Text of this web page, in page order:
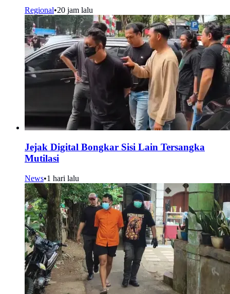
Regional•20 jam lalu
Jejak Digital Bongkar Sisi Lain Tersangka
Mutilasi
News•1 hari lalu